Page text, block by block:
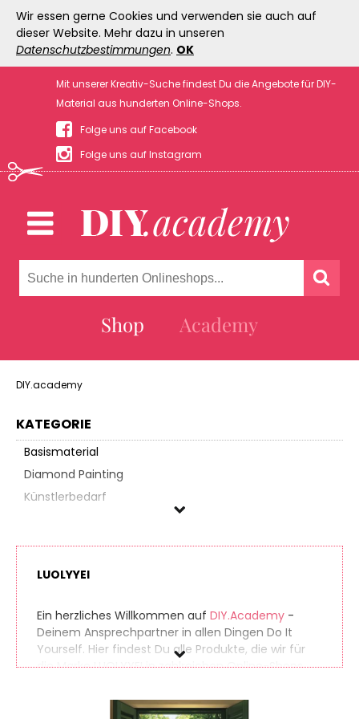
Wir essen gerne Cookies und verwenden sie auch auf
dieser Website. Mehr dazu in unseren
Datenschutzbestimmungen. OK
Mit unserer Kreativ-Suche findest Du die Angebote für DIY-
Material aus hunderten Online-Shops.
Folge uns auf Facebook
Folge uns auf Instagram
Shop Academy
DIY.academy
KATEGORIE
Basismaterial
Diamond Painting
Künstlerbedarf
LUOLYYEI
Preis
% Sale
LUOLYYEI
Ein herzliches Willkommen auf DIY.Academy -
Deinem Ansprechpartner in allen Dingen Do It
Yourself. Hier findest Du alle Produkte, die wir für
die Marke LUOLYYEI in zahlreichen Online-Shops
Produkte ganz einfach. Gleichzeitig vergleichen wir